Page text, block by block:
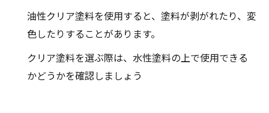
油性クリア塗料を使用すると、塗料が剥がれたり、変
色したりすることがあります。
クリア塗料を選ぶ際は、水性塗料の上で使用できる
かどうかを確認しましょう